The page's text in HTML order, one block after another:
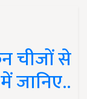
चीजों से
जानिए..